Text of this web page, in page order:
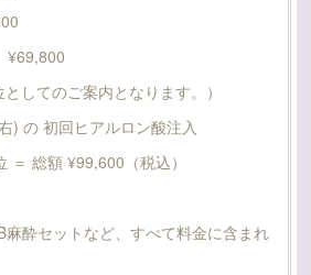
としてのご案内となります。）
) の 初回ヒアルロン酸注入
総額 ¥99,600（税込）
酔セットなど、すべて料金に含まれ